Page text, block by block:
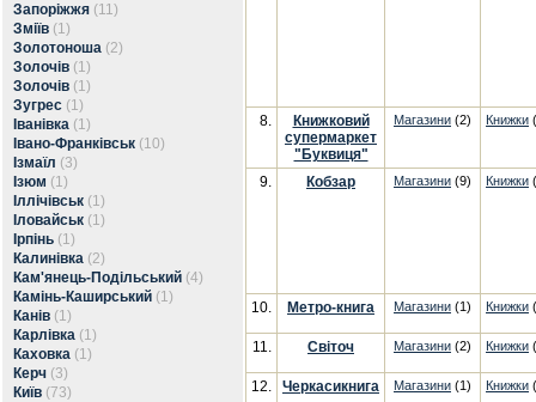
Запоріжжя (11)
Зміїв (1)
Золотоноша (2)
Золочів (1)
Золочів (1)
Зугрес (1)
Іванівка (1)
Івано-Франківськ (10)
Ізмаїл (3)
Ізюм (1)
Іллічівськ (1)
Іловайськ (1)
Ірпінь (1)
Калинівка (2)
Кам'янець-Подільський (4)
Камінь-Каширський (1)
Канів (1)
Карлівка (1)
Каховка (1)
Керч (3)
Київ (73)
8.
Книжковий
супермаркет
"Буквиця"
Магазини (2) Книжки
9. Кобзар Магазини (9) Книжки
10. Метро-книга Магазини (1) Книжки
11. Світоч Магазини (2) Книжки
12. Черкасикнига Магазини (1) Книжки